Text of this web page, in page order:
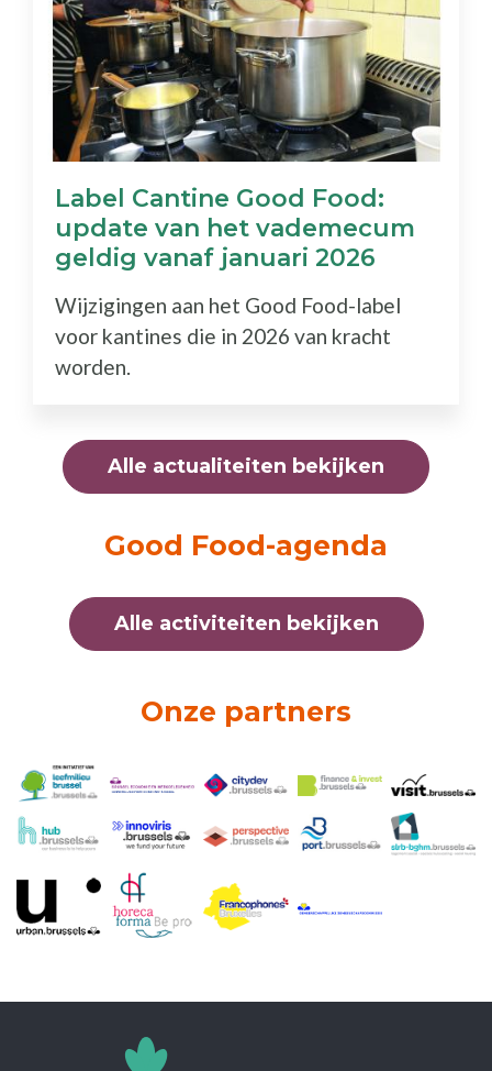
Label Cantine Good Food:
update van het vademecum
geldig vanaf januari 2026
Wijzigingen aan het Good Food-label
voor kantines die in 2026 van kracht
worden.
Alle actualiteiten bekijken
Good Food-agenda
Alle activiteiten bekijken
Onze partners